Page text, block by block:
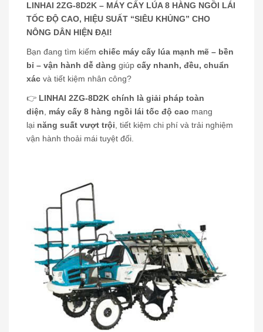
LINHAI 2ZG-8D2K – MÁY CẤY LÚA 8 HÀNG NGỒI LÁI
TỐC ĐỘ CAO, HIỆU SUẤT “SIÊU KHỦNG” CHO
NÔNG DÂN HIỆN ĐẠI!
Bạn đang tìm kiếm chiếc máy cấy lúa mạnh mẽ – bền
bỉ – vận hành dễ dàng giúp cấy nhanh, đều, chuẩn
xác và tiết kiệm nhân công?
👉 LINHAI 2ZG-8D2K chính là giải pháp toàn
diện
máy cấy 8 hàng ngồi lái tốc độ cao mang
lại năng suất vượt trội , tiết kiệm chi phí và trải nghiệm
vận hành thoải mái tuyệt đối.